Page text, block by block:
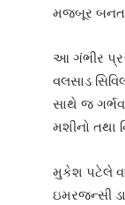
મજબૂર બનતા
આ ગંભીર
વલસાડ
સાથે જ
મશીનો તથા
મુકેશ પટેલે
ઇમરજન્સી